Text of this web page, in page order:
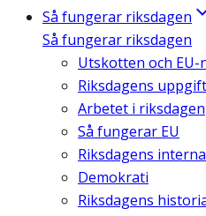
Så fungerar riksdagen
Så fungerar riksdagen
Utskotten och EU-
Riksdagens
Arbetet i riksdagen
Så fungerar EU
Riksdagens
Demokrati
Riksdagens